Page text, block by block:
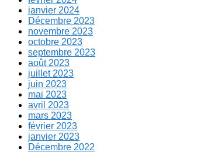
janvier 2024
Décembre 2023
novembre 2023
octobre 2023
septembre 2023
août 2023
juillet 2023
juin 2023
mai 2023
avril 2023
mars 2023
février 2023
janvier 2023
Décembre 2022